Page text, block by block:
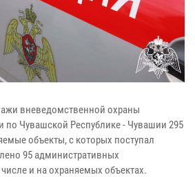
вневедомственной охраны
по Чувашской Республике - Чувашии 295
объекты, с которых поступал
95 административных
и на охраняемых объектах.